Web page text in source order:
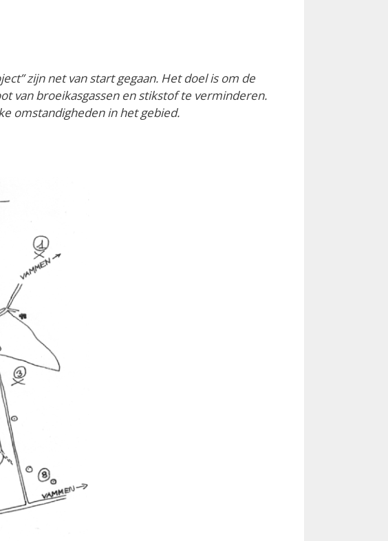
zijn net van start gegaan. Het doel is om de
van broeikasgassen en stikstof te verminderen.
omstandigheden in het gebied.